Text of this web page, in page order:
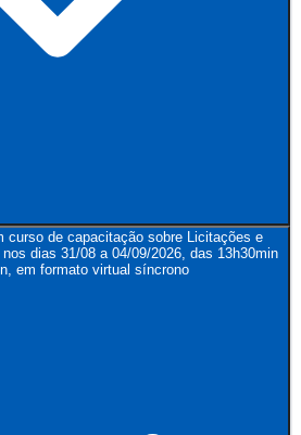
curso de capacitação sobre Licitações e
dias 31/08 a 04/09/2026, das 13h30min
em formato virtual síncrono